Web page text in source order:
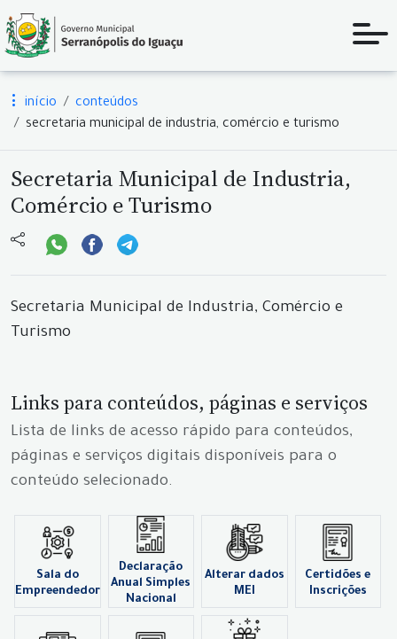
início
conteúdos
secretaria municipal de industria, comércio e turismo
Secretaria Municipal de Industria,
Comércio e Turismo
Secretaria Municipal de Industria, Comércio e
Turismo
Links para conteúdos, páginas e serviços
Lista de links de acesso rápido para conteúdos,
páginas e serviços digitais disponíveis para o
conteúdo selecionado.
Sala do
Empreendedor
Declaração
Anual Simples
Nacional
Alterar dados
MEI
Certidões e
Inscrições